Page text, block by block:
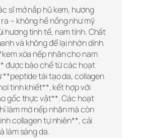
sĩ mở nắp hũ kem, hương
– không hề nồng như mỹ
hương tinh tế, nam tính. Chất
và không để lại nhờn dính.
xóa nếp nhăn cho nam
được bào chế từ các hoạt
**peptide tái tạo da, collagen
tinh khiết**, kết hợp với
gốc thực vật**. Các hoạt
làm mờ nếp nhăn mà còn
collagen tự nhiên**, cải
làm sáng da.